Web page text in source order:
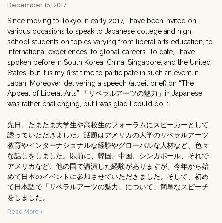
December 15, 2017
Since moving to Tokyo in early 2017, I have been invited on
various occasions to speak to Japanese college and high
school students on topics varying from liberal arts education, to
international experiences, to global careers. To date, I have
spoken before in South Korea, China, Singapore, and the United
States, but it is my first time to participate in such an event in
Japan. Moreover, delivering a speech (albeit brief) on “The
Appeal of Liberal Arts” 「リベラルアーツの魅力」in Japanese
was rather challenging, but I was glad I could do it.
先日、たまたま大学生や高校生のフォーラムにスピーカーとして
誘っていただきました。話題はアメリカの大学のリベラルアーツ
教育やインターナショナルな経験やグローバルな人材など、色々
な話しをしました。以前に、韓国、中国、シンガポール、それで
アメリカなど、他の国で講演した経験がありますが、今年から始
めて日本のイベントに参加させていただきました。そして、初め
て日本語で「リベラルアーツの魅力」について、簡単なスピーチ
をしました。
Read More »